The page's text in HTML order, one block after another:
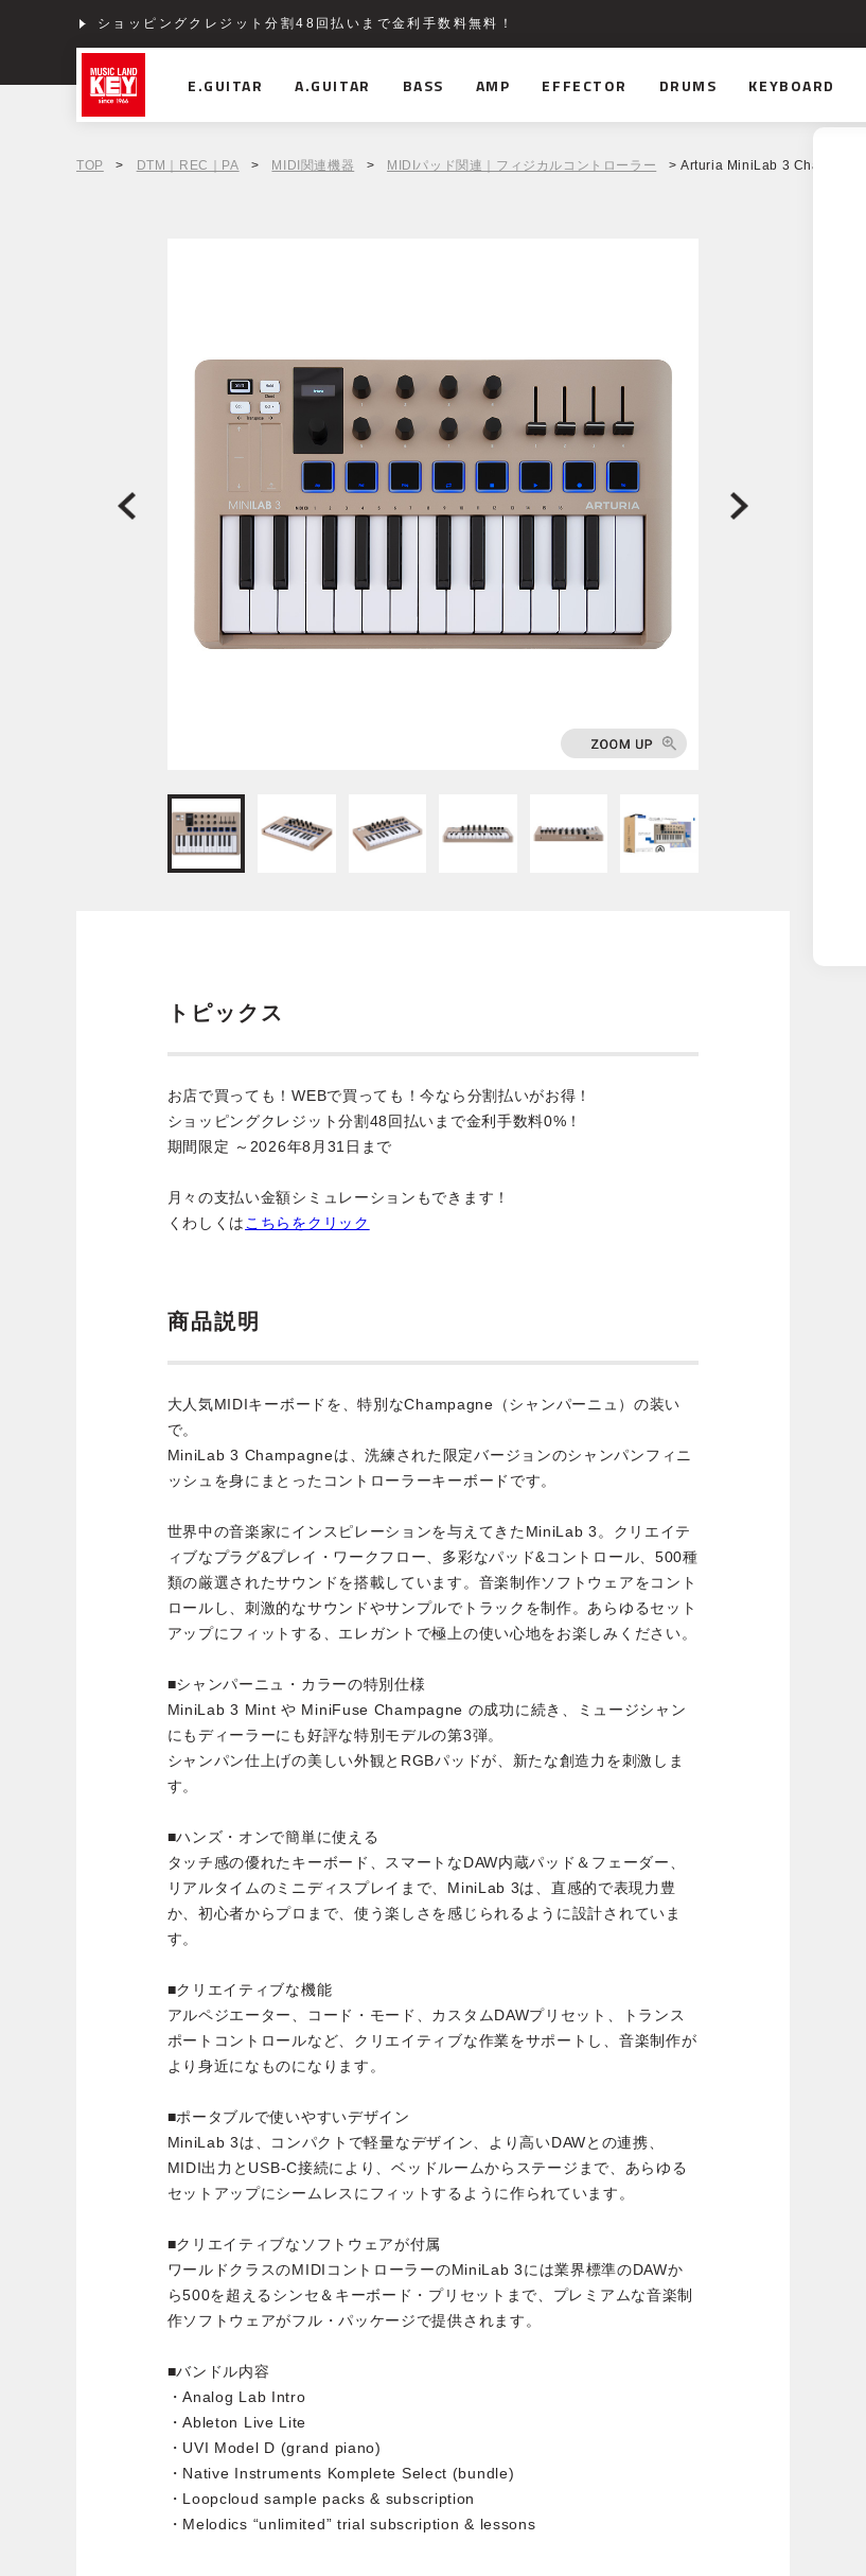
ショッピングクレジット分割48回払いまで金利手数料無料！
E.GUITAR A.GUITAR BASS AMP EFFECTOR DRUMS KEYBOARD
TOP > DTM｜REC｜PA > MIDI関連機器 > MIDIパッド関連｜フィジカルコントローラー > Arturia MiniLab 3 Champagne
トピックス
お店で買っても！WEBで買っても！今なら分割払いがお得！
ショッピングクレジット分割48回払いまで金利手数料0%！
期間限定 ～2026年8月31日まで
月々の支払い金額シミュレーションもできます！
くわしくは こちらをクリック
商品説明
大人気MIDIキーボードを、特別なChampagne（シャンパーニュ）の装い
で。
MiniLab 3 Champagneは、洗練された限定バージョンのシャンパンフィニ
ッシュを身にまとったコントローラーキーボードです。
世界中の音楽家にインスピレーションを与えてきたMiniLab 3。クリエイテ
ィブなプラグ&プレイ・ワークフロー、多彩なパッド&コントロール、500種
類の厳選されたサウンドを搭載しています。音楽制作ソフトウェアをコント
ロールし、刺激的なサウンドやサンプルでトラックを制作。あらゆるセット
アップにフィットする、エレガントで極上の使い心地をお楽しみください。
■シャンパーニュ・カラーの特別仕様
MiniLab 3 Mint や MiniFuse Champagne の成功に続き、ミュージシャン
にもディーラーにも好評な特別モデルの第3弾。
シャンパン仕上げの美しい外観とRGBパッドが、新たな創造力を刺激しま
す。
■ハンズ・オンで簡単に使える
タッチ感の優れたキーボード、スマートなDAW内蔵パッド＆フェーダー、
リアルタイムのミニディスプレイまで、MiniLab 3は、直感的で表現力豊
か、初心者からプロまで、使う楽しさを感じられるように設計されていま
す。
■クリエイティブな機能
アルペジエーター、コード・モード、カスタムDAWプリセット、トランス
ポートコントロールなど、クリエイティブな作業をサポートし、音楽制作が
より身近になものになります。
■ポータブルで使いやすいデザイン
MiniLab 3は、コンパクトで軽量なデザイン、より高いDAWとの連携、
MIDI出力とUSB-C接続により、ベッドルームからステージまで、あらゆる
セットアップにシームレスにフィットするように作られています。
■クリエイティブなソフトウェアが付属
ワールドクラスのMIDIコントローラーのMiniLab 3には業界標準のDAWか
ら500を超えるシンセ＆キーボード・プリセットまで、プレミアムな音楽制
作ソフトウェアがフル・パッケージで提供されます。
■バンドル内容
・Analog Lab Intro
・Ableton Live Lite
・UVI Model D (grand piano)
・Native Instruments Komplete Select (bundle)
・Loopcloud sample packs & subscription
・Melodics “unlimited” trial subscription & lessons